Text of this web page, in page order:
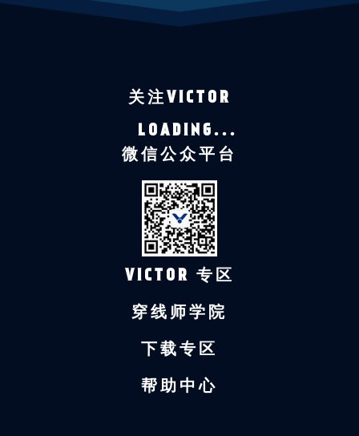
关注VICTOR
LOADING...
微信公众平台
VICTOR 专区
穿线师学院
下载专区
帮助中心